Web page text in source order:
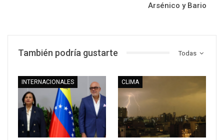
Arsénico y Bario
Todas
También podría gustarte
INTERNACIONALES CLIMA